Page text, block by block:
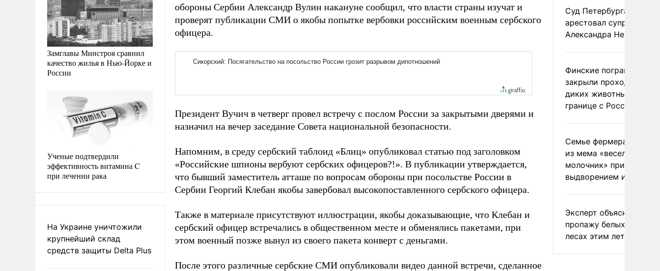
Замглавы Минстроя сравнил
качество жилья в Нью-Йорке и
России
Ученые подтвердили
эффективность витамина C
при лечении рака
На Украине уничтожили
крупнейший склад
средств защиты Delta Plus
обороны Сербии Александр Вулин накануне сообщил, что власти страны изучат и
проверят публикации СМИ о якобы попытке вербовки российским военным сербского
офицера.
Президент Вучич в четверг провел встречу с послом России за закрытыми дверями и
назначил на вечер заседание Совета национальной безопасности.
Напомним, в среду сербский таблоид «Блиц» опубликовал статью под заголовком
«Российские шпионы вербуют сербских офицеров?!». В публикации утверждается,
что бывший заместитель атташе по вопросам обороны при посольстве России в
Сербии Георгий Клебан якобы завербовал высокопоставленного сербского офицера.
Также в материале присутствуют иллюстрации, якобы доказывающие, что Клебан и
сербский офицер встречались в общественном месте и обменялись пакетами, при
этом военный позже вынул из своего пакета конверт с деньгами.
После этого различные сербские СМИ опубликовали видео данной встречи, сделанное
Суд Петербурга заочно
арестовал супругу
Александра Невзорова
Финские пограничники
закрыли проходы для
диких животных на
границе с Россией
Семье фермера
из мема «веселый
молочник» пригрозили
выдворением из
Эксперт объяснил
пропажу белых грибов
лесах этим летом